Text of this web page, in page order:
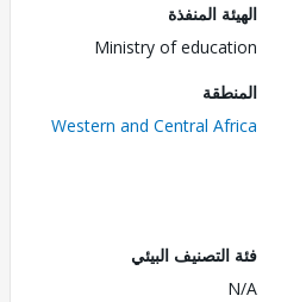
الهيئة المنفذة
Ministry of education
Western and Central Africa
فئة التصنيف البيئي